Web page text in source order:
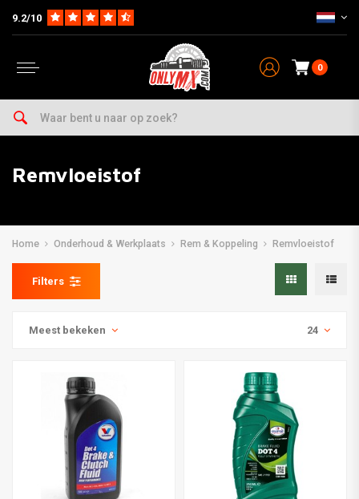
9.2/10
0
Remvloeistof
Home Onderhoud & Werkplaats Rem & Koppeling Remvloeistof
Filters
Meest bekeken 24